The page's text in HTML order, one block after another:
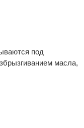
под
масла,